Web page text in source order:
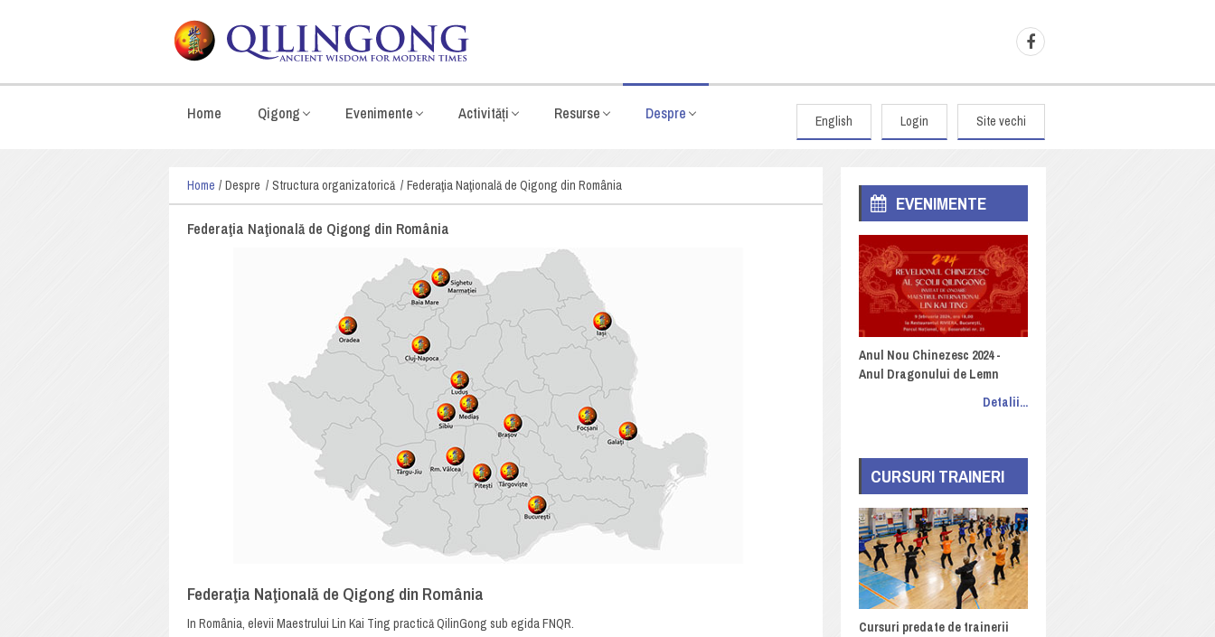
Home Qigong Evenimente Activități Resurse Despre English Login Site vechi
Home Despre Structura organizatorică Federaţia Naţională de Qigong din România
Federaţia Naţională de Qigong din România
Federaţia Naţională de Qigong din România
In România, elevii Maestrului Lin Kai Ting practică QilinGong sub egida FNQR.
EVENIMENTE
Anul Nou Chinezesc 2024 -
Anul Dragonului de Lemn
Detalii...
CURSURI TRAINERI
Cursuri predate de trainerii